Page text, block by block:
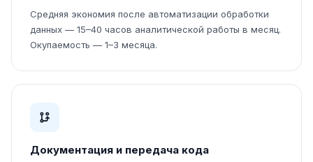
Средняя экономия после автоматизации обработки
данных — 15–40 часов аналитической работы в месяц.
Окупаемость — 1–3 месяца.
Документация и передача кода